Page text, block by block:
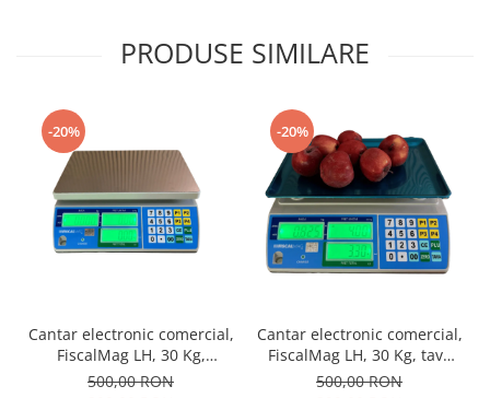
PRODUSE SIMILARE
-20%
Cantar electronic comercial,
FiscalMag LH, 30 Kg,
acumulator, verificare
500,00 RON
-20%
Cantar electronic comercial,
FiscalMag LH, 30 Kg, tava
pentru legume si fructe,
500,00 RON